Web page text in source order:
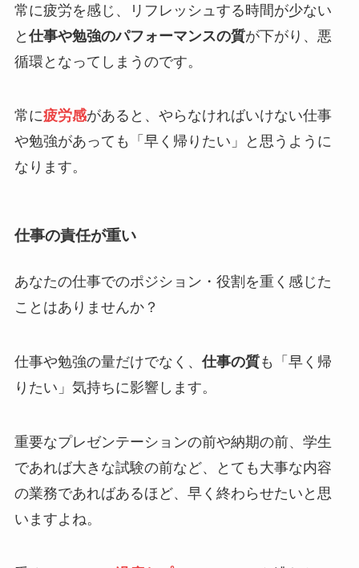
常に疲労を感じ、リフレッシュする時間が少ない
と 仕事や勉強のパフォーマンスの質が下がり、悪
循環となってしまうのです。
常に疲労感があると、やらなければいけない仕事
や勉強があっても「早く帰りたい」と思うように
なります。
仕事の責任が重い
あなたの仕事でのポジション・役割を重く感じた
ことはありませんか？
仕事や勉強の量だけでなく、 仕事の質も「早く帰
りたい」気持ちに影響します。
重要なプレゼンテーションの前や納期の前、学生
であれば大きな試験の前など、とても大事な内容
の業務であればあるほど、早く終わらせたいと思
いますよね。